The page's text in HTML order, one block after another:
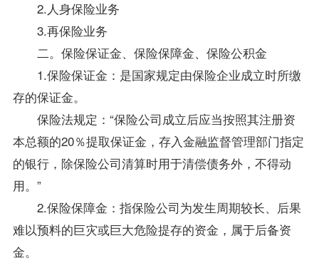
2.人身保险业务
3.再保险业务
二。保险保证金、保险保障金、保险公积金
1.保险保证金：是国家规定由保险企业成立时所缴
存的保证金。
保险法规定：“保险公司成立后应当按照其注册资
本总额的20％提取保证金，存入金融监督管理部门指定
的银行，除保险公司清算时用于清偿债务外，不得动
用。”
2.保险保障金：指保险公司为发生周期较长、后果
难以预料的巨灾或巨大危险提存的资金，属于后备资
金。